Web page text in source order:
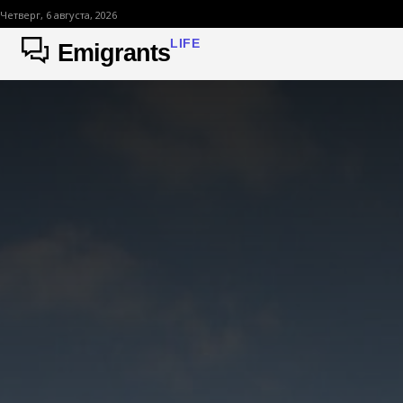
Четверг, 6 августа, 2026
EmigrantsLIFE